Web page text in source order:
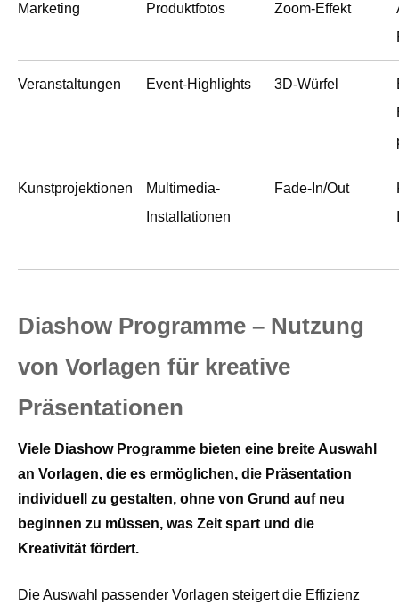
Marketing Produktfotos Zoom-Effekt
Veranstaltungen Event-Highlights 3D-Würfel
Kunstprojektionen
Multimedia-
Installationen
Fade-In/Out
Diashow Programme – Nutzung
von Vorlagen für kreative
Präsentationen
Viele Diashow Programme bieten eine breite Auswahl
an Vorlagen, die es ermöglichen, die Präsentation
individuell zu gestalten, ohne von Grund auf neu
beginnen zu müssen, was Zeit spart und die
Kreativität fördert.
Die Auswahl passender Vorlagen steigert die Effizienz